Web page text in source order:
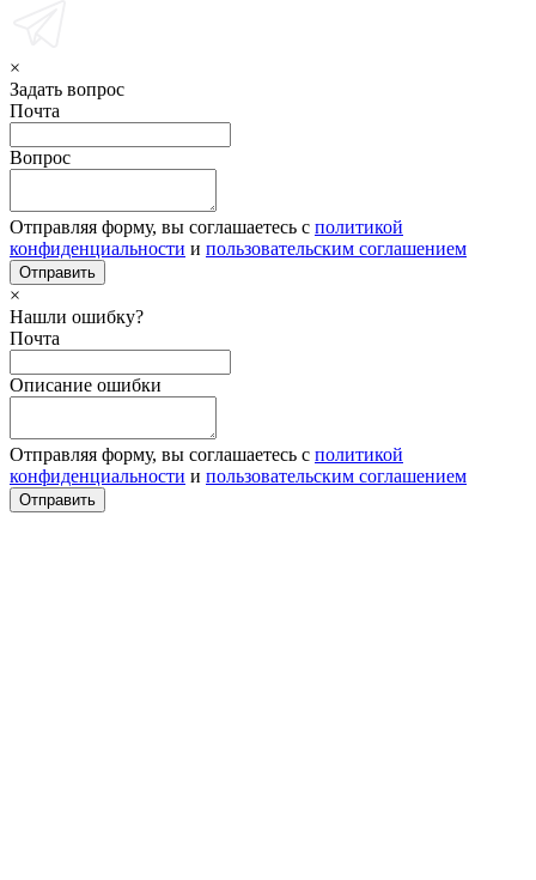
×
Задать вопрос
Почта
Вопрос
Отправляя форму, вы соглашаетесь с политикой
конфиденциальности и пользовательским соглашением
×
Нашли ошибку?
Почта
Описание ошибки
Отправляя форму, вы соглашаетесь с политикой
конфиденциальности и пользовательским соглашением